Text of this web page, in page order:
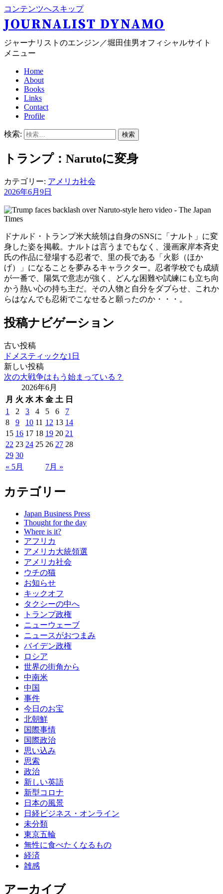
コンテンツへスキップ
JOURNALIST DYNAMO
ジャーナリストのエンジン／堀田佳男オフィシャルサイト
メニュー
Home
About
Books
Links
Contact
Profile
検索:
トランプ：Narutoに変身
カテゴリー: アメリカ社会
2026年6月9日
ドナルド・トランプ米大統領は自身のSNSに「ナルト」に変
身した姿を掲載。ナルトは言うまでもなく、漫画家岸本斉史
氏の作品に登場する忍者で、里の長である「火影（ほか
げ）」になることを夢みるキャラクター。忍者学校でも成績
が一番で、陽気で意志が強く、どんな困難や試練にも立ち向
かう熱い心の持ち主だ。その人物と自分をダブらせ、これか
らはなんでも忍術でこなせると願ったのか・・・。
投稿ナビゲーション
古い投稿
ドメスティックな1日
新しい投稿
次の大戦争はもう始まっている？
2026年6月
月 火 水 木 金 土 日
« 5月 7月 »
1 2 3 4 5 6
7
8
9 10 11 12 13 14
15 16 17 18 19 20 21
22 23 24 25 26 27 28
29 30
カテゴリー
Japan Business Press
Thought for the day
Where is it?
アフリカ
アメリカ大統領選
アメリカ社会
ウチの猫
お知らせ
キックオフ
タクシーの中へ
トランプ政権
ニューウェーブ
ニュースがおつまみ
バイデン政権
ロシア
世界の街角から
中南米
中国
事件
今日のお宝
北朝鮮
国際事情
国際政治
思い込み
思索
政治
新しい英語
新型コロナ
日本の風景
日経ビジネス・オンライン
未分類
東京五輪
無性に食べたくなるもの
経済
雑感
アーカイブ